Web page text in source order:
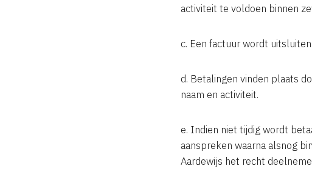
activiteit te voldoen binnen
c. Een factuur wordt
d. Betalingen vinden plaats
naam en activiteit.
e. Indien niet tijdig wordt
aanspreken waarna alsnog
Aardewijs het recht